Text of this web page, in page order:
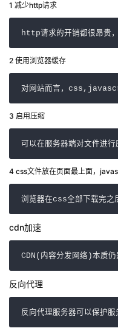
1 减少http请求
http请求的开销都很昂贵
2 使用浏览器缓存
对网站而言，
3 启用压缩
可以在服务器端对文件进
4 css文件放在页面最上面，
浏览器在css全部下载完
cdn加速
CDN(内容分发网络)本质
反向代理
反向代理服务器可以保护